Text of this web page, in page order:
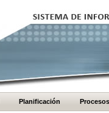
Planificación Procesos